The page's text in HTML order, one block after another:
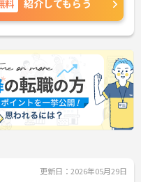
料 紹介してもらう
更新日：2026年05月29日